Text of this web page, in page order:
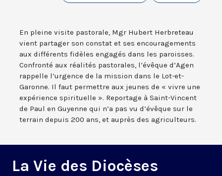
En pleine visite pastorale, Mgr Hubert Herbreteau
vient partager son constat et ses encouragements
aux différents fidèles engagés dans les paroisses.
Confronté aux réalités pastorales, l’évêque d’Agen
rappelle l’urgence de la mission dans le Lot-et-
Garonne. Il faut permettre aux jeunes de « vivre une
expérience spirituelle ». Reportage à Saint-Vincent
de Paul en Guyenne qui n’a pas vu d’évêque sur le
terrain depuis 200 ans, et auprès des agriculteurs.
La Vie des Diocèses